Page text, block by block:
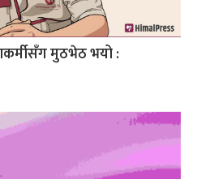
मुठभेठ भयो :